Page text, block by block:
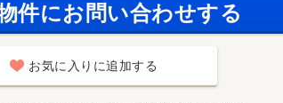
件にお問い合わせする
お気に入りに追加する